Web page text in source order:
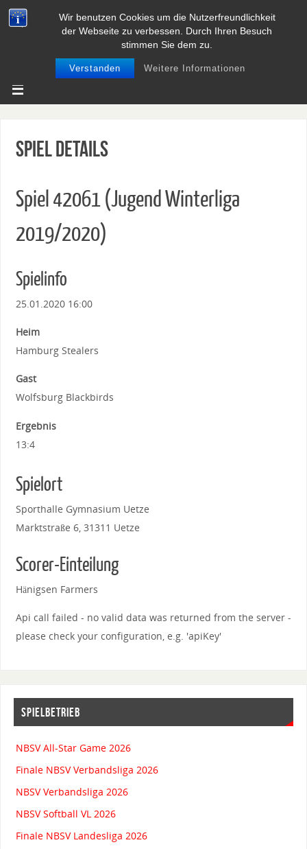
Wir benutzen Cookies um die Nutzerfreundlichkeit
der Webseite zu verbessen. Durch Ihren Besuch
stimmen Sie dem zu.
Verstanden Weitere Informationen
BASEBALL UND SOFTBALL IN
NIEDERSACHSEN
Spiel Details
Spiel 42061 (Jugend Winterliga
2019/2020)
Spielinfo
25.01.2020 16:00
Heim
Hamburg Stealers
Gast
Wolfsburg Blackbirds
Ergebnis
13:4
Spielort
Sporthalle Gymnasium Uetze
Marktstraße 6, 31311 Uetze
Scorer-Einteilung
Hänigsen Farmers
Api call failed - no valid data was returned from the server -
please check your configuration, e.g. 'apiKey'
SPIELBETRIEB
NBSV All-Star Game 2026
Finale NBSV Verbandsliga 2026
NBSV Verbandsliga 2026
NBSV Softball VL 2026
Finale NBSV Landesliga 2026